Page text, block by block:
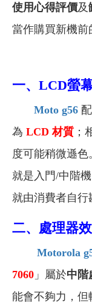
使用心得評價及
當作購買新機前
一、 LCD螢
Moto g56
為 LCD 材質 ；
度可能稍微遜色
就是入門/中階
就由消費者自行
二、 處理器
Motorola
7060 」屬於中階
能會不夠力，但